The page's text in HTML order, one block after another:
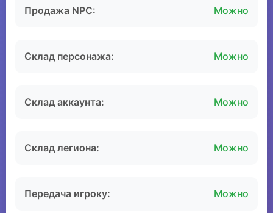
Продажа NPC: Можно
Склад персонажа: Можно
Склад аккаунта: Можно
Склад легиона: Можно
Передача игроку: Можно